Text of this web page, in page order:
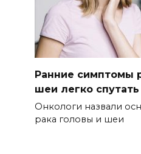
Ранние симптомы
шеи легко
Онкологи назвали
рака головы и шеи